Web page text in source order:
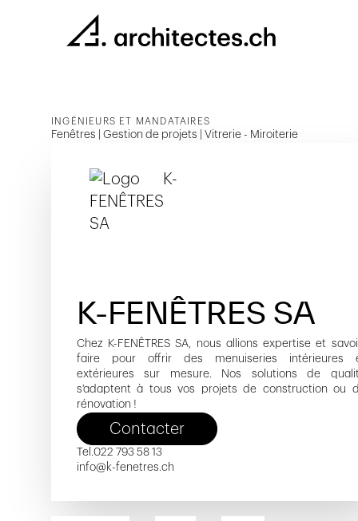
INGÉNIEURS ET MANDATAIRES
Fenêtres | Gestion de projets | Vitrerie - Miroiterie
K-FENÊTRES SA
Chez K-FENÊTRES SA, nous allions expertise et
faire pour offrir des menuiseries intérieures
extérieures sur mesure. Nos solutions de
s'adaptent à tous vos projets de construction ou
rénovation !
Contacter
Tel.022 793 58 13
info@k-fenetres.ch